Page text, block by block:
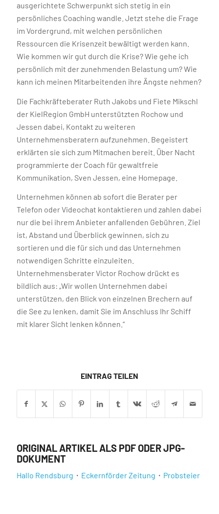
ausgerichtete Schwerpunkt sich stetig in ein
persönliches Coaching wandle. Jetzt stehe die Frage
im Vordergrund, mit welchen persönlichen
Ressourcen die Krisenzeit bewältigt werden kann.
Wie kommen wir gut durch die Krise? Wie gehe ich
persönlich mit der zunehmenden Belastung um? Wie
kann ich meinen Mitarbeitenden ihre Ängste nehmen?
Die Fachkräfteberater Ruth Jakobs und Fiete Mikschl
der KielRegion GmbH unterstützten Rochow und
Jessen dabei, Kontakt zu weiteren
Unternehmensberatern aufzunehmen. Begeistert
erklärten sie sich zum Mitmachen bereit. Über Nacht
programmierte der Coach für gewaltfreie
Kommunikation, Sven Jessen, eine Homepage.
Unternehmen können ab sofort die Berater per
Telefon oder Videochat kontaktieren und zahlen dabei
nur die bei ihrem Anbieter anfallenden Gebühren. Ziel
ist, Abstand und Überblick gewinnen, sich zu
sortieren und die für sich und das Unternehmen
notwendigen Schritte einzuleiten.
Unternehmensberater Victor Rochow drückt es
bildlich aus: „Wir wollen Unternehmen dabei
unterstützen, den Blick von einzelnen Brechern auf
die See zu lenken, damit Sie im Anschluss Ihr Schiff
mit klarer Sicht lenken können.“
EINTRAG TEILEN
ORIGINAL ARTIKEL ALS PDF ODER JPG-
DOKUMENT
Hallo Rendsburg ・ Eckernförder Zeitung ・ Probsteier